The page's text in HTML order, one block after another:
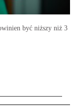
być niższy niż 3